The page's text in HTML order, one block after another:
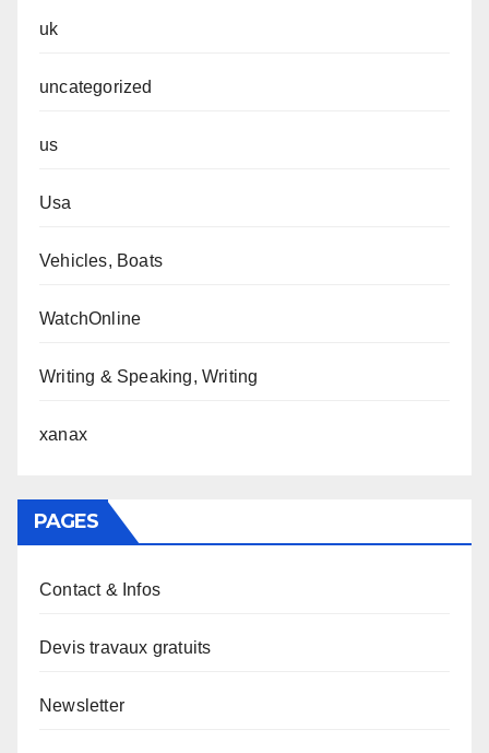
uk
uncategorized
us
Usa
Vehicles, Boats
WatchOnline
Writing & Speaking, Writing
xanax
PAGES
Contact & Infos
Devis travaux gratuits
Newsletter